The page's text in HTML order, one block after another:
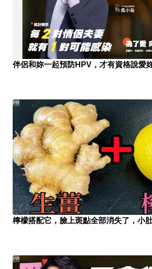
伴侶和妳一起預防HPV，才有資格說愛
檸檬搭配它，臉上斑點全部消失了，小
PR
PR